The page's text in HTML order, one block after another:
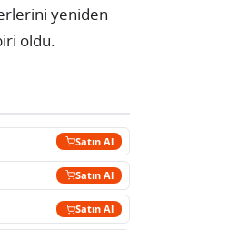
yeniden
oldu.
Satın Al
Satın Al
Satın Al